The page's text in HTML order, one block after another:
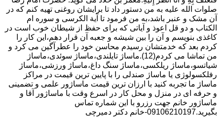
صلوات الله علیه به من دستور داد تا برایشان روغنى تهیه کنم که در
آن مشک و عنبر باشد،به من فرمود تا آیة الکرسى و سوره ام
الکتاب و دو قل اعوذ و آیاتى که براى حفظ از شیطان خوب است در
کاغذى بنویسم و آن را بین شیشه و جعبه آن قرار دهم،این کار را
کردم بعد که خدمتشان رسیدم محاسن خود را عطرآگین می کرد و
من تماشا می کردم(12).ماساژ تایلندی،ماساژ سوئدی،ماساژ
شیاتسو،ماساژ ریلکسی،ماساژ سنگ داغ،ماساژ ورزشی،ماساژ
رفلکسولوژی یا ماساژ صندلی را با پایین ترین قیمت در مراکز
ماساژ ما تجربه کنید با ارزان ترین قیمت ماساژور علمی و تضمینی
و حرفه ای در منزل و محل کار در اسرع وقت با ماساژور آقا و
ماساژور خانم جهت رزرو با این شماره تماس
بگیرید.09106210197-خانم دکتر دمیرچی